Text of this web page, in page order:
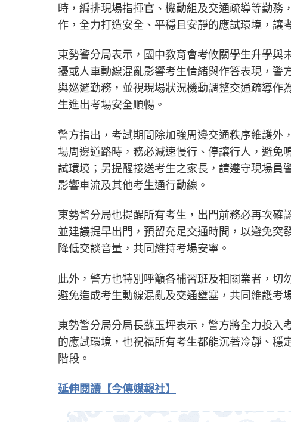
時，編排現場指揮官、機動組及交通疏導等勤
作，全力打造安全、平穩且安靜的應試環境，讓
東勢警分局表示，國中教育會考攸關學生升學
擾或人車動線混亂影響考生情緒與作答表現，警
與巡邏勤務，並視現場狀況機動調整交通疏導作
生進出考場安全順暢。
警方指出，考試期間除加強周邊交通秩序維護外
場周邊道路時，務必減速慢行、停讓行人，避
試環境；另提醒接送考生之家長，請遵守現場
影響車流及其他考生通行動線。
東勢警分局也提醒所有考生，出門前務必再次確
並建議提早出門，預留充足交通時間，以避免
降低交談音量，共同維持考場安寧。
此外，警方也特別呼籲各補習班及相關業者，切
避免造成考生動線混亂及交通壅塞，共同維護考
東勢警分局分局長蘇玉坪表示，警方將全力投
的應試環境，也祝福所有考生都能沉著冷靜、
階段。
延伸閱讀【今傳媒報社】